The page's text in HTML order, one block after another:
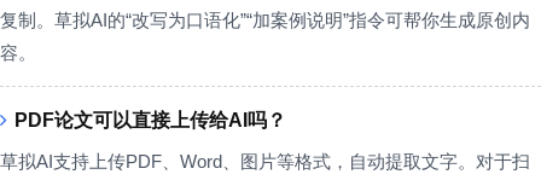
复制。草拟AI的“改写为口语化”“加案例说明”指令可帮你生成原创内
容。
PDF论文可以直接上传给AI吗？
草拟AI支持上传PDF、Word、图片等格式，自动提取文字。对于扫